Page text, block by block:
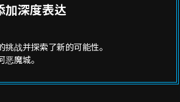
加深度表达
战并探索了新的可能性。
魔城。